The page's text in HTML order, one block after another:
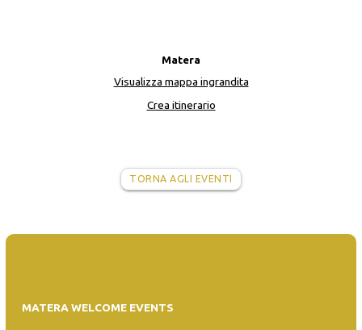
Matera
Visualizza mappa ingrandita
Crea itinerario
TORNA AGLI EVENTI
MATERA WELCOME EVENTS